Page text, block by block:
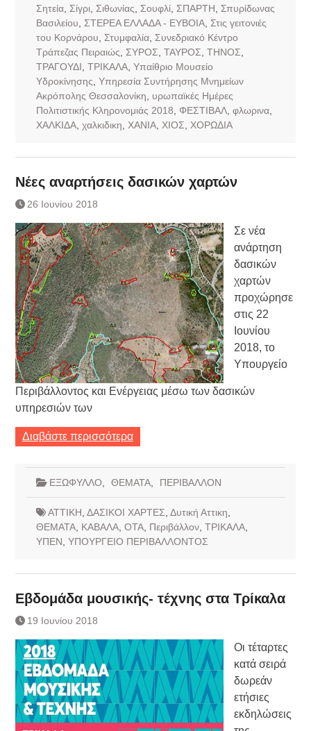
Σητεία, Σίγρι, Σιθωνίας Σουφλί, ΣΠΑΡΤΗ
Σπυρίδωνας
Βασιλείου
ΣΤΕΡΕΑ ΕΛΛΑΔΑ - ΕΥΒΟΙΑ, Στις γειτονιές
του Κορνάρου
Στυμφαλία, Συνεδριακό Κέντρο
Τράπεζας Πειραιώς
ΣΥΡΟΣ ΤΑΥΡΟΣ ΤΗΝΟΣ
ΤΡΑΓΟΥΔΙ ΤΡΙΚΑΛΑ, Υπαίθριο Μουσείο
Υδροκίνησης Υπηρεσία Συντήρησης Μνημείων
Ακρόπολης Θεσσαλονίκη
υρωπαϊκές Ημέρες
Πολιτιστικής Κληρονομιάς 2018
ΦΕΣΤΙΒΑΛ, φλωρινα,
ΧΑΛΚΙΔΑ, χαλκιδικη ΧΑΝΙΑ, ΧΙΟΣ ΧΟΡΩΔΙΑ
Νέες αναρτήσεις δασικών χαρτών
26 Ιουνίου 2018
Σε νέα
ανάρτηση
δασικών
χαρτών
προχώρησε
στις 22
Ιουνίου
2018, το
Υπουργείο
Περιβάλλοντος και Ενέργειας μέσω των δασικών
υπηρεσιών των
Διαβάστε περισσότερα
ΕΞΩΦΥΛΛΟ ΘΕΜΑΤΑ, ΠΕΡΙΒΑΛΛΟΝ
ΑΤΤΙΚΗ ΔΑΣΙΚΟΙ ΧΑΡΤΕΣ Δυτική Αττικη
ΘΕΜΑΤΑ, ΚΑΒΑΛΑ, ΟΤΑ, Περιβάλλον, ΤΡΙΚΑΛΑ,
ΥΠΕΝ ΥΠΟΥΡΓΕΙΟ ΠΕΡΙΒΑΛΛΟΝΤΟΣ
Εβδομάδα μουσικής- τέχνης στα Τρίκαλα
19 Ιουνίου 2018
Οι τέταρτες
κατά σειρά
δωρεάν
ετήσιες
εκδηλώσεις